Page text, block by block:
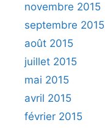
novembre 2015
septembre 2015
août 2015
juillet 2015
mai 2015
avril 2015
février 2015